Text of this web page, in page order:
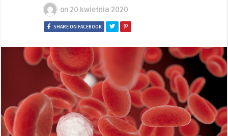
on 20 kwietnia 2020
SHARE ON FACEBOOK